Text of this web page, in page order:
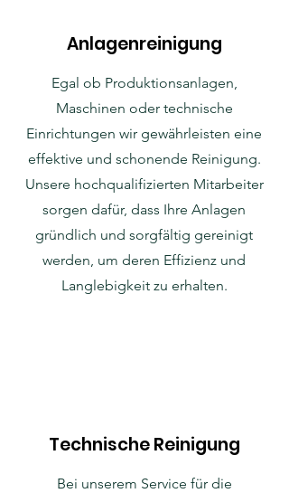
Anlagenreinigung
Egal ob Produktionsanlagen,
Maschinen oder technische
Einrichtungen wir gewährleisten eine
effektive und schonende Reinigung.
Unsere hochqualifizierten Mitarbeiter
sorgen dafür, dass Ihre Anlagen
gründlich und sorgfältig gereinigt
werden, um deren Effizienz und
Langlebigkeit zu erhalten.
Technische Reinigung
Bei unserem Service für die